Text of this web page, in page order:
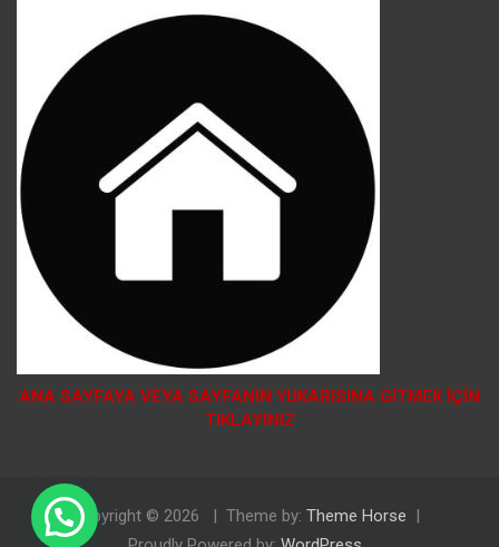
ANA SAYFAYA VEYA SAYFANIN YUKARISINA GİTMEK İÇİN
TIKLAYINIZ
Copyright © 2026 Theme by: Theme Horse
Doğal Tosya Balı Sipariş İçin Tıklayınız